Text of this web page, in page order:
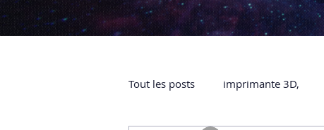
Tout les posts imprimante 3D,